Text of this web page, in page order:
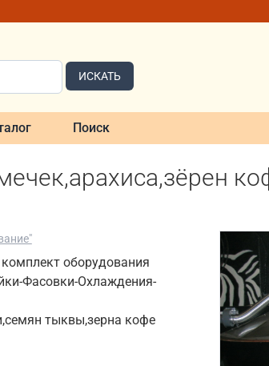
ИСКАТЬ
Поиск
оборудования
Фасовки-Охлаждения-
тыквы,зерна кофе